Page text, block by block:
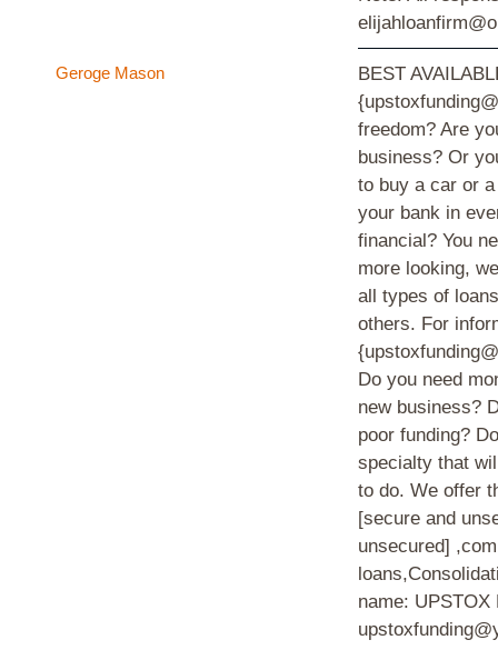
Geroge Mason
BEST
freedom? Are
business? Or
to buy a car or
your bank in
financial? You
more looking,
all types of
others. For
Do you need
new business?
poor funding?
specialty that
to do. We offer
[secure and
unsecured]
name: